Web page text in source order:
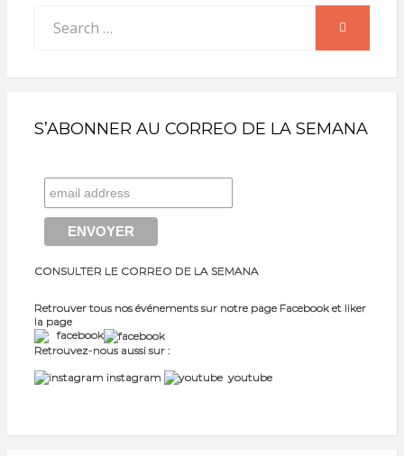
for:
SEARCH
S’ABONNER AU CORREO DE LA SEMANA
CONSULTER LE CORREO DE LA SEMANA
Retrouver tous nos événements sur notre page Facebook et liker
la page
facebook
Retrouvez-nous aussi sur :
instagram
youtube